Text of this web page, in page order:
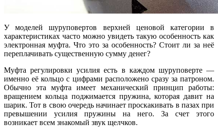
У моделей шуруповертов верхней ценовой категории в
характеристиках часто можно увидеть такую особенность как
электронная муфта. Что это за особенность? Стоит ли за неё
переплачивать существенную сумму денег?
Муфта регулировки усилия есть в каждом шуруповерте —
именно её кольцо с цифрами расположено сразу за патроном.
Обычно эта муфта имеет механический принцип работы:
вращением кольца поджимается пружина, которая давит на
шарик. Тот в свою очередь начинает проскакивать в пазах при
превышении усилия пружины на него. За счет этого
возникает всем знакомый звук щелчков.